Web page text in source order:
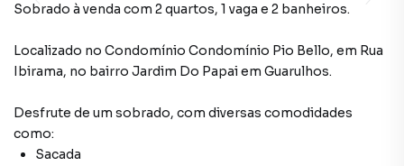
Sobrado à venda com 2 quartos, 1 vaga e 2 banheiros.
Localizado no Condomínio Condomínio Pio Bello, em Rua
Ibirama, no bairro Jardim Do Papaiem Guarulhos.
Desfrute de um sobrado, com diversas comodidades
como:
Sacada